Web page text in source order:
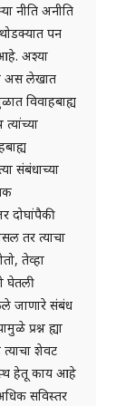
नीति अनीति
पन
अश्या
अस लेखात
विवाहबाह्य
संबंधाच्या
दोघांपैकी
तर त्याचा
तेव्हा
घेतली
जाणारे संबंध
प्रश्न ह्या
शेवट
हेतू काय आहे
सविस्तर